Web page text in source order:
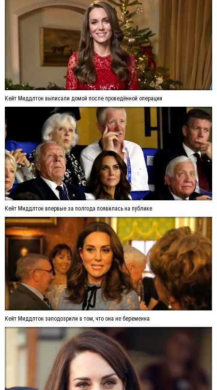
Кейт Миддлтон выписали домой после проведённой операции
Кейт Миддлтон впервые за полгода появилась на публике
Кейт Миддлтон заподозрили в том, что она не беременна